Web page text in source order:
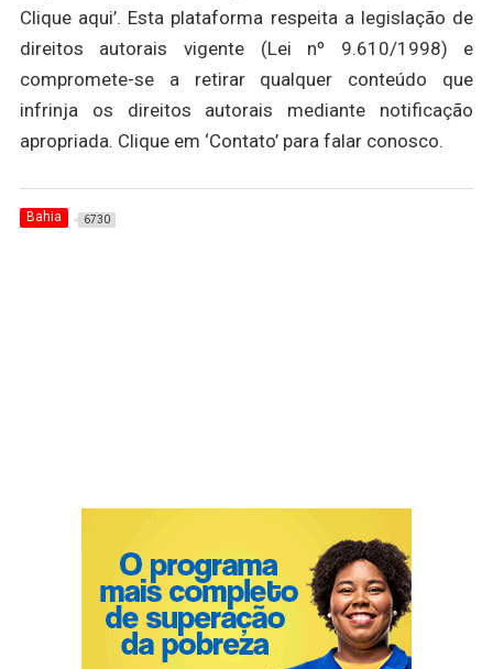
Clique aqui’. Esta plataforma respeita a legislação de
direitos autorais vigente (Lei nº 9.610/1998) e
compromete-se a retirar qualquer conteúdo que
infrinja os direitos autorais mediante notificação
apropriada. Clique em ‘Contato’ para falar conosco.
Bahia 6730